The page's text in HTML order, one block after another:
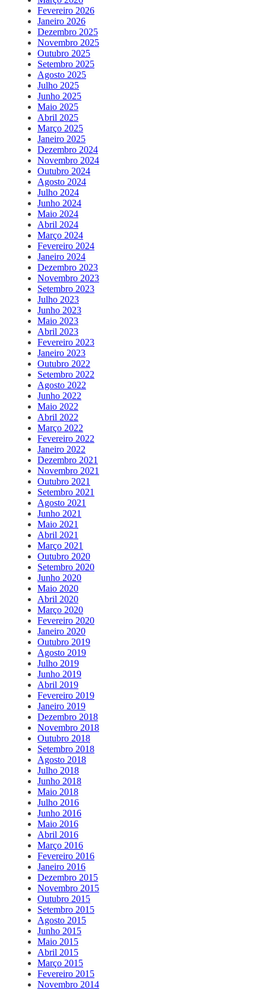
Fevereiro 2026
Janeiro 2026
Dezembro 2025
Novembro 2025
Outubro 2025
Setembro 2025
Agosto 2025
Julho 2025
Junho 2025
Maio 2025
Abril 2025
Março 2025
Janeiro 2025
Dezembro 2024
Novembro 2024
Outubro 2024
Agosto 2024
Julho 2024
Junho 2024
Maio 2024
Abril 2024
Março 2024
Fevereiro 2024
Janeiro 2024
Dezembro 2023
Novembro 2023
Setembro 2023
Julho 2023
Junho 2023
Maio 2023
Abril 2023
Fevereiro 2023
Janeiro 2023
Outubro 2022
Setembro 2022
Agosto 2022
Junho 2022
Maio 2022
Abril 2022
Março 2022
Fevereiro 2022
Janeiro 2022
Dezembro 2021
Novembro 2021
Outubro 2021
Setembro 2021
Agosto 2021
Junho 2021
Maio 2021
Abril 2021
Março 2021
Outubro 2020
Setembro 2020
Junho 2020
Maio 2020
Abril 2020
Março 2020
Fevereiro 2020
Janeiro 2020
Outubro 2019
Agosto 2019
Julho 2019
Junho 2019
Abril 2019
Fevereiro 2019
Janeiro 2019
Dezembro 2018
Novembro 2018
Outubro 2018
Setembro 2018
Agosto 2018
Julho 2018
Junho 2018
Maio 2018
Julho 2016
Junho 2016
Maio 2016
Abril 2016
Março 2016
Fevereiro 2016
Janeiro 2016
Dezembro 2015
Novembro 2015
Outubro 2015
Setembro 2015
Agosto 2015
Junho 2015
Maio 2015
Abril 2015
Março 2015
Fevereiro 2015
Novembro 2014